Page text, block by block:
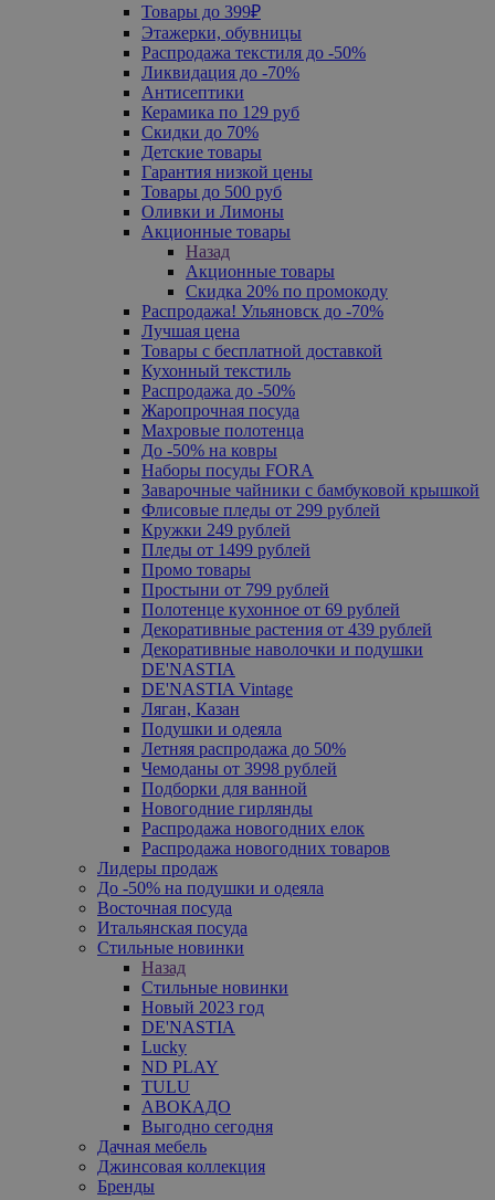
Товары до 399₽
Этажерки, обувницы
Распродажа текстиля до -50%
Ликвидация до -70%
Антисептики
Керамика по 129 руб
Скидки до 70%
Детские товары
Гарантия низкой цены
Товары до 500 руб
Оливки и Лимоны
Акционные товары
Назад
Акционные товары
Скидка 20% по промокоду
Распродажа! Ульяновск до -70%
Лучшая цена
Товары с бесплатной доставкой
Кухонный текстиль
Распродажа до -50%
Жаропрочная посуда
Махровые полотенца
До -50% на ковры
Наборы посуды FORA
Заварочные чайники с бамбуковой крышкой
Флисовые пледы от 299 рублей
Кружки 249 рублей
Пледы от 1499 рублей
Промо товары
Простыни от 799 рублей
Полотенце кухонное от 69 рублей
Декоративные растения от 439 рублей
Декоративные наволочки и подушки
DE'NASTIA
DE'NASTIA Vintage
Ляган, Казан
Подушки и одеяла
Летняя распродажа до 50%
Чемоданы от 3998 рублей
Подборки для ванной
Новогодние гирлянды
Распродажа новогодних елок
Распродажа новогодних товаров
Лидеры продаж
До -50% на подушки и одеяла
Восточная посуда
Итальянская посуда
Стильные новинки
Назад
Стильные новинки
Новый 2023 год
DE'NASTIA
Lucky
ND PLAY
TULU
АВОКАДО
Выгодно сегодня
Дачная мебель
Джинсовая коллекция
Бренды